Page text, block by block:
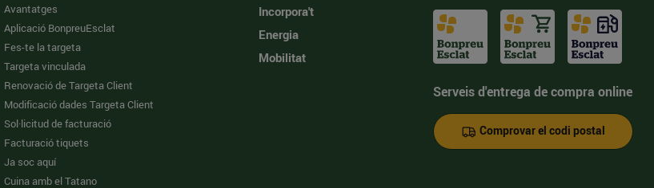
Avantatges
Aplicació BonpreuEsclat
Fes-te la targeta
Targeta vinculada
Renovació de Targeta Client
Modificació dades Targeta Client
Sol·licitud de facturació
Facturació tiquets
Ja soc aquí
Cuina amb el Tatano
Incorpora't
Energia
Mobilitat
Serveis d'entrega de compra online
Comprovar el codi postal